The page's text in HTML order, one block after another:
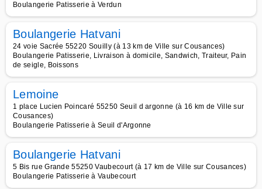
Boulangerie Patisserie à Verdun
Boulangerie Hatvani
24 voie Sacrée 55220 Souilly (à 13 km de Ville sur Cousances)
Boulangerie Patisserie, Livraison à domicile, Sandwich, Traiteur, Pain
de seigle, Boissons
Lemoine
1 place Lucien Poincaré 55250 Seuil d argonne (à 16 km de Ville sur
Cousances)
Boulangerie Patisserie à Seuil d'Argonne
Boulangerie Hatvani
5 Bis rue Grande 55250 Vaubecourt (à 17 km de Ville sur Cousances)
Boulangerie Patisserie à Vaubecourt